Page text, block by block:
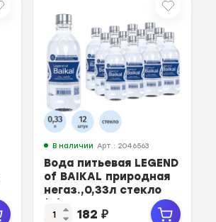
В наличии Арт.: 2046563
Вода питьевая LEGEND
of BAIKAL природная
негаз.,0,33л стекло
182₽